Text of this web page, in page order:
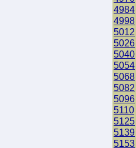
4984
4998
5012
5026
5040
5054
5068
5082
5096
5110
5125
5139
5153